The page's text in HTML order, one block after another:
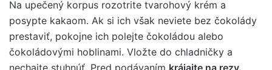
Na upečený korpus rozotrite tvarohový krém a
posypte kakaom. Ak si ich však neviete bez čokolády
prestaviť, pokojne ich polejte čokoládou alebo
čokoládovými hoblinami. Vložte do chladničky a
nechajte stuhnúť. Pred podávaním krájajte na rezy.